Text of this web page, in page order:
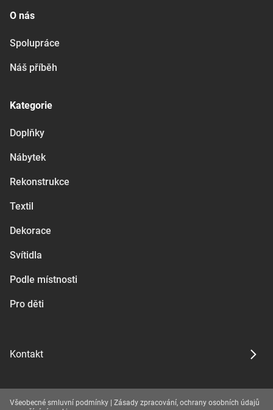
O nás
Spolupráce
Náš příběh
Kategorie
Doplňky
Nábytek
Rekonstrukce
Textil
Dekorace
Svítidla
Podle místnosti
Pro děti
Kontakt
Všeobecné smluvní podmínky
Zásady zpracování, ochrany osobních údajů